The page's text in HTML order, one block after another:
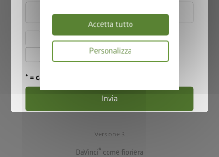
Accetta tutto
Personalizza
privacy
Versione 3
DaVinci® come fioriera
Accetto lenorme sulla privacy.
termini e le condizioni di
partecipazione.
* = campo obbligatorio
Invia